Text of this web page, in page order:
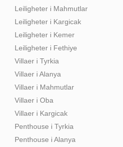
Leiligheter i Mahmutlar
Leiligheter i Kargicak
Leiligheter i Kemer
Leiligheter i Fethiye
Villaer i Tyrkia
Villaer i Alanya
Villaer i Mahmutlar
Villaer i Oba
Villaer i Kargicak
Penthouse i Tyrkia
Penthouse i Alanya